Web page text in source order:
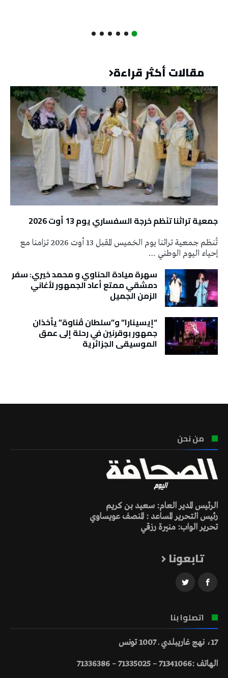
مقالات أكثر قراءة
جمعية تراثنا تنَظم خرجة السفساري يوم 13 أوت 2026
تُنظم جمعية تراثنا يوم الخميس المقبل 13 أوت 2026 تزامنا مع
إحياء اليوم الوطني …
سهرة ميادة الحناوي و محمد خيري: سفر
دمشقي ممتع أعاد الجمهور لأغاني
الزمن الجميل
“إيسينارا” و”سلطان ڤناوة” يأخذان
جمهور بوقرنين في رحلة إلى عمق
الموسيقى الجزائرية
من نحن
الرئيس المدير العام: سعيد بن كريم
رئيس التحرير المساعد : المنصف عويساوي
تحرير الواب: منيرة رزقي
تابعونا
اتصلوا بنا
17، نهج غاريبلدي ـ 1007 تونس
الهاتف :71341066 – 71335025 – 71336386